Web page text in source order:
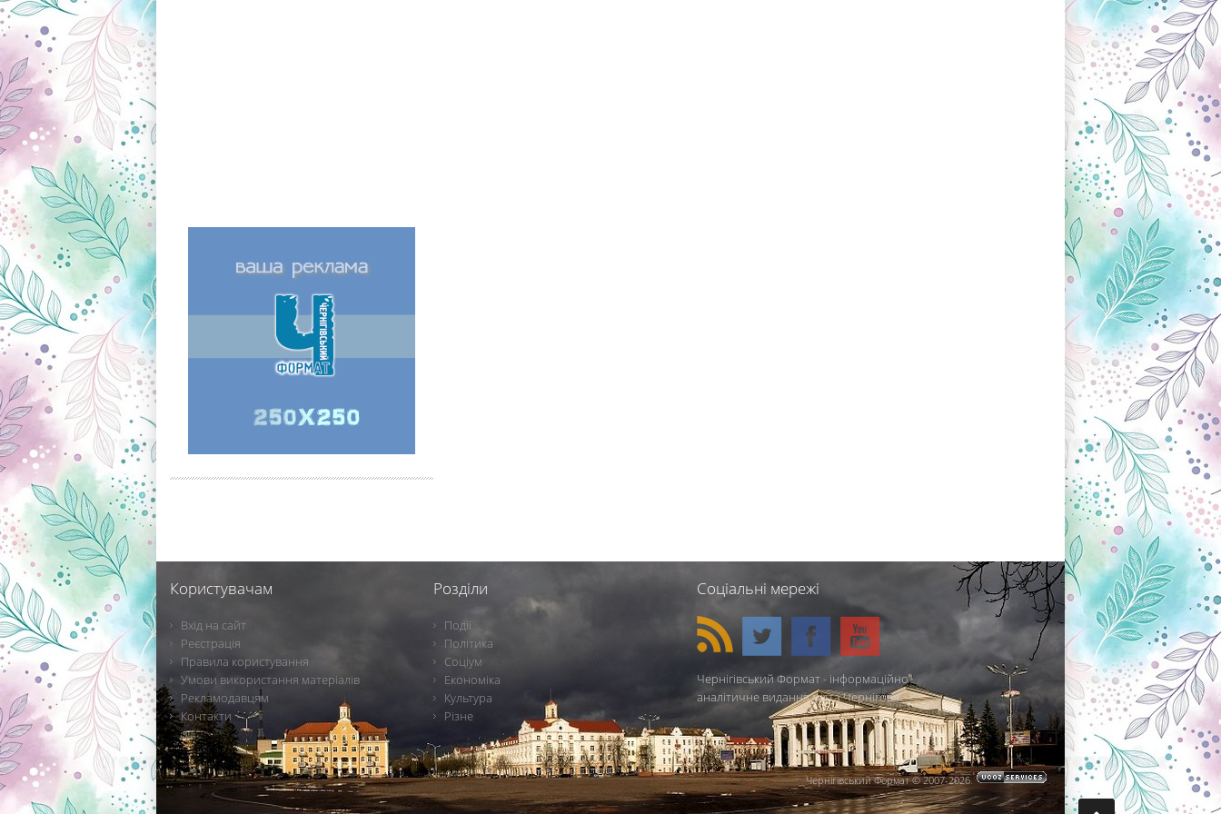
Користувачам
Вхід на сайт
Реєстрація
Правила користування
Умови використання матеріалів
Рекламодавцям
Контакти
Розділи
Події
Політика
Соціум
Економіка
Культура
Різне
Соціальні мережі
Чернігівський Формат - інформаційно-
аналітичне видання міста Чернігова.
Чернігівський Формат © 2007-2026. .